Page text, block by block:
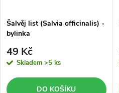
p
r
o
s
p
r
Šalvěj list (Salvia officinalis) -
bylinka
49 Kč
Skladem >5 ks
DO KOŠÍKU